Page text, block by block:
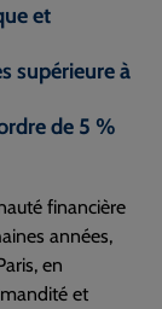
et
supérieure à
de 5 %
financière
années,
en
et